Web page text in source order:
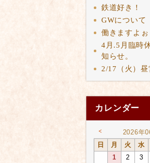
鉄道好き！
GWについて
働きますよぉ
4月.5月臨時
知らせ。
2/17（火）昼
カレンダー
< 2026年
日 月 火 水
1
2 3